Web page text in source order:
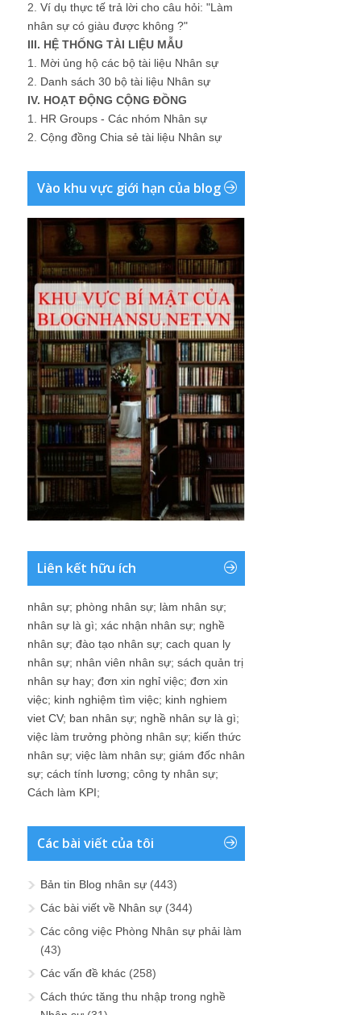
2. Ví dụ thực tế trả lời cho câu hỏi: "Làm
nhân sự có giàu được không ?"
III. HỆ THỐNG TÀI LIỆU MẪU
1. Mời ủng hộ các bộ tài liệu Nhân sự
2. Danh sách 30 bộ tài liệu Nhân sự
IV. HOẠT ĐỘNG CỘNG ĐỒNG
1. HR Groups - Các nhóm Nhân sự
2. Cộng đồng Chia sẻ tài liệu Nhân sự
Vào khu vực giới hạn của blog
Liên kết hữu ích
nhân sự; phòng nhân sự; làm nhân sự;
nhân sự là gì; xác nhận nhân sự; nghề
nhân sự; đào tạo nhân sự; cach quan ly
nhân sự; nhân viên nhân sự; sách quản trị
nhân sự hay; đơn xin nghỉ việc; đơn xin
việc; kinh nghiệm tìm việc; kinh nghiem
viet CV; ban nhân sự; nghề nhân sự là gì;
việc làm trưởng phòng nhân sự; kiến thức
nhân sự; việc làm nhân sự; giám đốc nhân
sự; cách tính lương; công ty nhân sự;
Cách làm KPI;
Các bài viết của tôi
Bản tin Blog nhân sự (443)
Các bài viết về Nhân sự (344)
Các công việc Phòng Nhân sự phải làm
(43)
Các vấn đề khác (258)
Cách thức tăng thu nhập trong nghề